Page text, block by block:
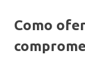
Como